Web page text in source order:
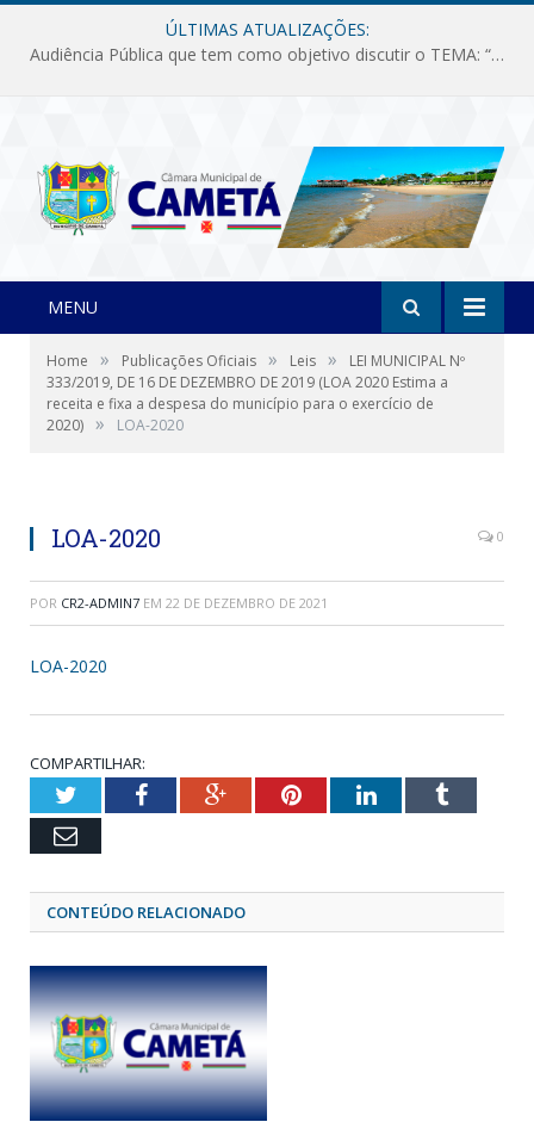
ÚLTIMAS ATUALIZAÇÕES:
Audiência Pública que tem como objetivo discutir o TEMA: “Fornecimento de Energia Elétrica em Debate: Tarifas, Qualidade e Atendimento dos Serviços”
MENU
Home » Publicações Oficiais » Leis »
LEI MUNICIPAL Nº
333/2019, DE 16 DE DEZEMBRO DE 2019 (LOA 2020 Estima a
receita e fixa a despesa do município para o exercício de
2020) » LOA-2020
LOA-2020 0
POR CR2-ADMIN7 EM 22 DE DEZEMBRO DE 2021
LOA-2020
COMPARTILHAR:
TwitterFacebookGoogle+PinterestLinkedInTumblr
Email
CONTEÚDO RELACIONADO